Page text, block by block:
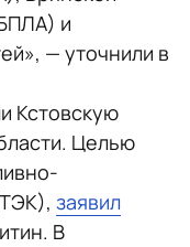
и
— уточнили в
Кстовскую
Целью
заявил
В